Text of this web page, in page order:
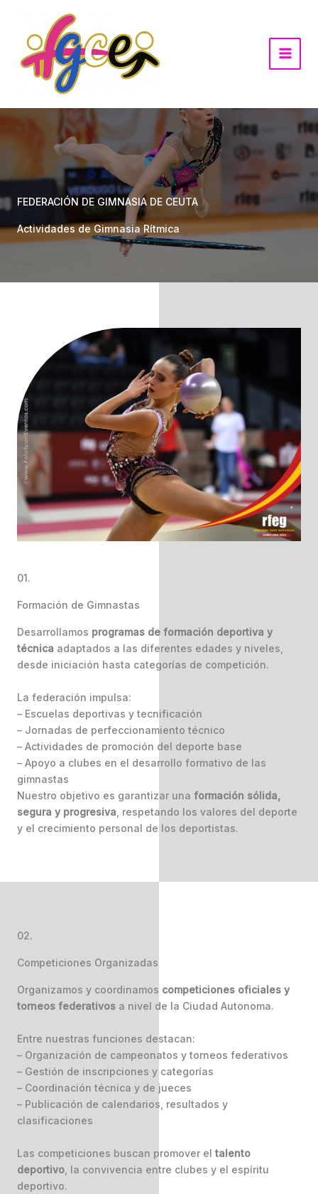
contenido
FEDERACIÓN DE GIMNASIA DE CEUTA
Actividades de Gimnasia Rítmica
01.
Formación de Gimnastas
Desarrollamos programas de formación deportiva y
técnica adaptados a las diferentes edades y niveles,
desde iniciación hasta categorías de competición.
La federación impulsa:
– Escuelas deportivas y tecnificación
– Jornadas de perfeccionamiento técnico
– Actividades de promoción del deporte base
– Apoyo a clubes en el desarrollo formativo de las
gimnastas
Nuestro objetivo es garantizar una formación sólida,
segura y progresiva , respetando los valores del deporte
y el crecimiento personal de los deportistas.
02.
Competiciones Organizadas
Organizamos y coordinamos competiciones oficiales y
torneos federativos a nivel de la Ciudad Autonoma.
Entre nuestras funciones destacan:
– Organización de campeonatos y torneos federativos
– Gestión de inscripciones y categorías
– Coordinación técnica y de jueces
– Publicación de calendarios, resultados y
clasificaciones
Las competiciones buscan promover el talento
deportivo , la convivencia entre clubes y el espíritu
deportivo.